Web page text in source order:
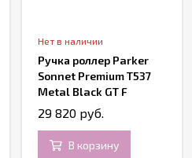
Нет в наличии
Ручка роллер Parker
Sonnet Premium T537
Metal Black GT F
черные чернила
29 820 руб.
В корзину